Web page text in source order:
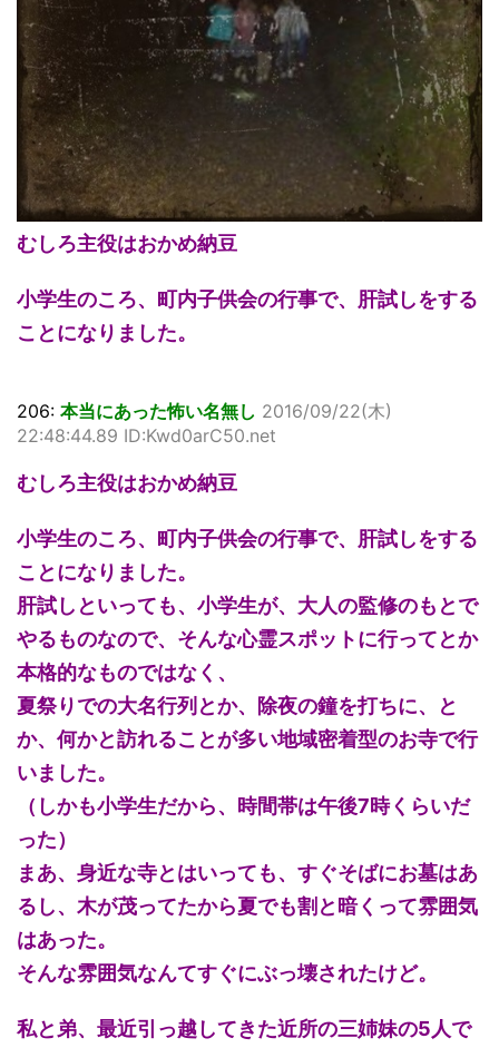
むしろ主役はおかめ納豆
小学生のころ、町内子供会の行事で、肝試しをする
ことになりました。
206: 本当にあった怖い名無し 2016/09/22(木)
22:48:44.89 ID:Kwd0arC50.net
むしろ主役はおかめ納豆
小学生のころ、町内子供会の行事で、肝試しをする
ことになりました。
肝試しといっても、小学生が、大人の監修のもとで
やるものなので、そんな心霊スポットに行ってとか
本格的なものではなく、
夏祭りでの大名行列とか、除夜の鐘を打ちに、と
か、何かと訪れることが多い地域密着型のお寺で行
いました。
（しかも小学生だから、時間帯は午後7時くらいだ
った）
まあ、身近な寺とはいっても、すぐそばにお墓はあ
るし、木が茂ってたから夏でも割と暗くって雰囲気
はあった。
そんな雰囲気なんてすぐにぶっ壊されたけど。
私と弟、最近引っ越してきた近所の三姉妹の5人で